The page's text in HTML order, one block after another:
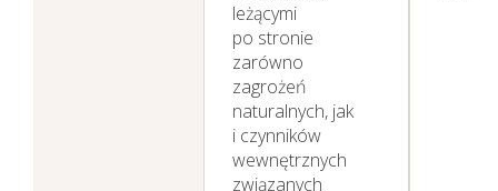
leżącymi
po stronie
zarówno
zagrożeń
naturalnych, jak
i czynników
wewnętrznych
związanych